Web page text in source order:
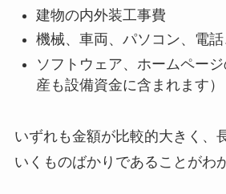
建物の内外装工事費
機械、車両、パソコン、電
ソフトウェア、ホームペー
産も設備資金に含まれます）
いずれも金額が比較的大きく、
いくものばかりであることがわ